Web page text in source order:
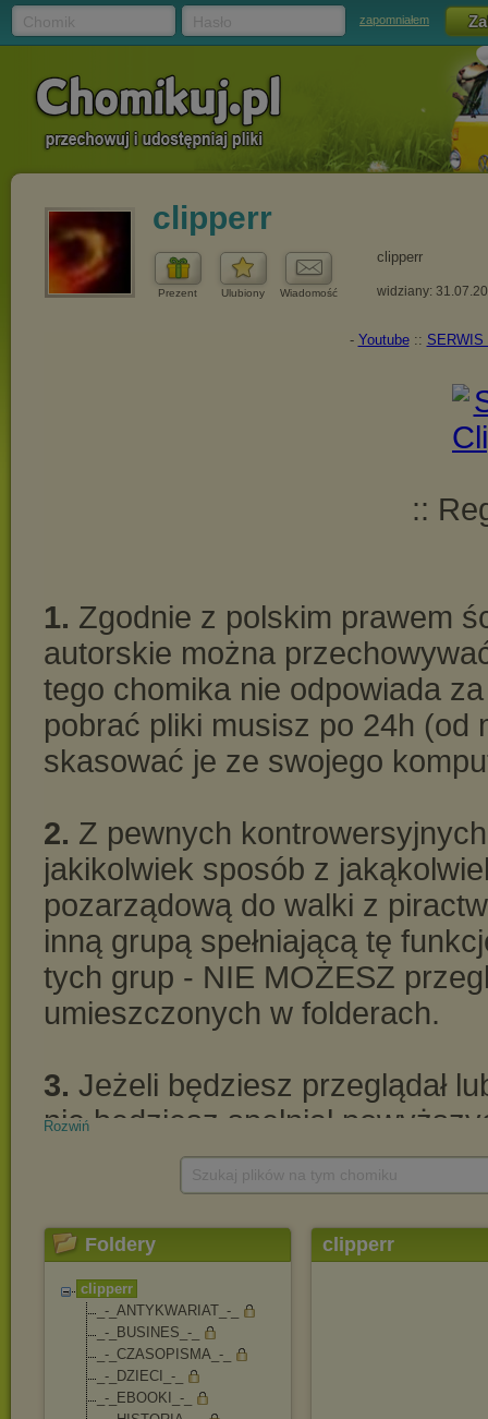
zapomniałem
clipperr
Prezent Ulubiony Wiadomość
clipperr
widziany:
Rozwiń
Foldery
clipperr
_-_ANTYKWARIAT_-_
_-_BUSINES_-_
_-_CZASOPISMA_-_
_-_DZIECI_-_
_-_EBOOKI_-_
clipperr